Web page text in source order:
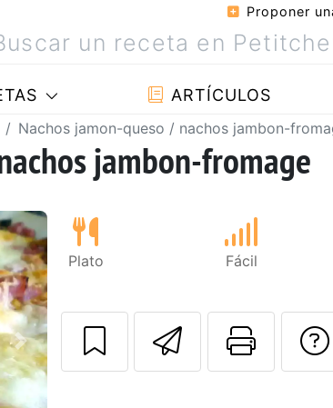
Proponer
ARTÍCULOS
Nachos jamon-queso / nachos jambon-
jambon-fromage
Siguiente
Plato Fácil
Enviar